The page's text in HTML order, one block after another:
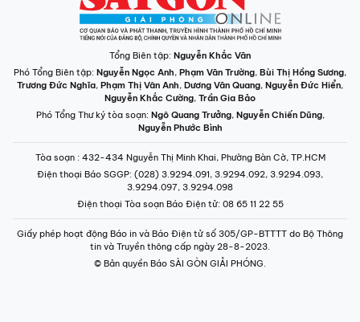
Tổng Biên tập: Nguyễn Khắc Văn
Phó Tổng Biên tập: Nguyễn Ngọc Anh, Phạm Văn Trường, Bùi Thị Hồng Sương,
Trương Đức Nghĩa, Phạm Thị Vân Anh, Dương Văn Quang, Nguyễn Đức Hiển,
Nguyễn Khắc Cường, Trần Gia Bảo
Phó Tổng Thư ký tòa soạn: Ngô Quang Trưởng, Nguyễn Chiến Dũng,
Nguyễn Phước Bình
Tòa soạn : 432-434 Nguyễn Thị Minh Khai, Phường Bàn Cờ, TP.HCM
Điện thoại Báo SGGP: (028) 3.9294.091, 3.9294.092, 3.9294.093,
3.9294.097, 3.9294.098
Điện thoại Tòa soạn Báo Điện tử: 08 65 11 22 55
Giấy phép hoạt động Báo in và Báo Điện tử số 305/GP-BTTTT do Bộ Thông
tin và Truyền thông cấp ngày 28-8-2023.
© Bản quyền Báo SÀI GÒN GIẢI PHÓNG.